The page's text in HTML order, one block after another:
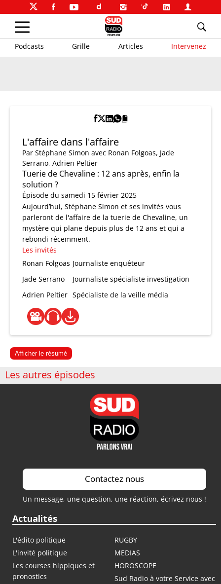
Podcasts Grille Articles Intervenez
L'affaire dans l'affaire
Par Stéphane Simon avec Ronan Folgoas, Jade
Serrano, Adrien Peltier
Tuerie de Chevaline : 12 ans après, enfin la
solution ?
Épisode du samedi 15 février 2025
Aujourd’hui, Stéphane Simon et ses invités vous
parleront de l'affaire de la tuerie de Chevaline, un
mystère qui plane depuis plus de 12 ans et qui a
rebondi récemment.
Les invités
Ronan Folgoas Journaliste enquêteur
Jade Serrano
Journaliste spécialiste investigation
Adrien Peltier Spécialiste de la veille média
Afficher le résumé
Les autres épisodes
Contactez nous
Un message, une question, une réaction, écrivez nous !
Actualités
L'édito politique
RUGBY
L'invité politique
MEDIAS
Les courses hippiques et
pronostics
HOROSCOPE
Sud Radio à votre Service avec